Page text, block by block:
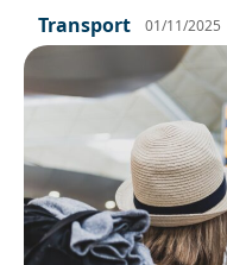
Transport 01/11/2025